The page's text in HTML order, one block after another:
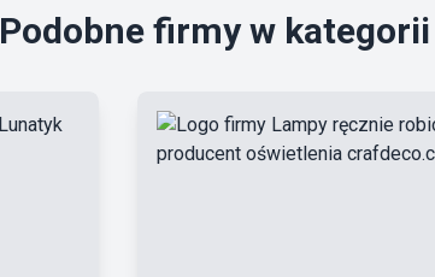
Podobne firmy w